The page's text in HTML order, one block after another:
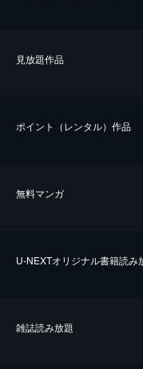
⾒放題作品
ポイント（レンタル）作品
無料マンガ
U-NEXTオリジナル書籍読み
雑誌読み放題